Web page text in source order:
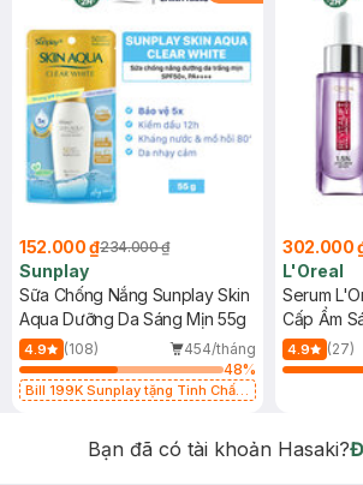
152.000 ₫234.000 ₫
Sunplay
Sữa Chống Nắng Sunplay Skin
Aqua Dưỡng Da Sáng Mịn 55g
4.9 (108)
454/tháng
48%
Bill 199K Sunplay tặng Tinh Chất
302.000
L'Oreal
Serum
Cấp Ẩm
4.9 (27)
Bạn đã có tài khoản Hasaki?